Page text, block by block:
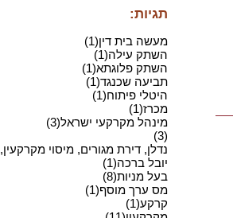
תגיות:
מעשה בית דין(1)
השתק עילה(1)
השתק פלוגתא(1)
תביעה שכנגד(1)
היטלי פיתוח(1)
מכרז(1)
מינהל מקרקעי ישראל(3)
(3)
נדלן, דירת מגורים, מיסוי מקרקעין,
יובל ברכה(1)
בעל מניות(8)
מס ערך מוסף(1)
קרקע(1)